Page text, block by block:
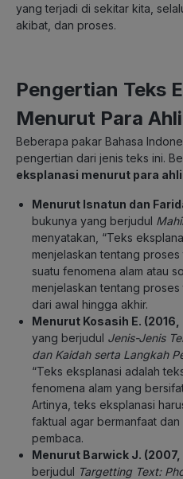
yang terjadi di sekitar kita,
akibat, dan proses.
Pengertian Teks
Menurut Para Ahli
Beberapa pakar Bahasa
pengertian dari jenis teks ini.
eksplanasi menurut para ahli
Menurut Isnatun dan
bukunya yang berjudul
menyatakan, “Teks
menjelaskan tentang
suatu fenomena alam atau
menjelaskan tentang
dari awal hingga akhir.
Menurut Kosasih E. (2016,
yang berjudul Jenis-Jenis
dan Kaidah serta Langkah
“Teks eksplanasi adalah
fenomena alam yang
Artinya, teks eksplanasi
faktual agar bermanfaat
pembaca.
Menurut Barwick J. (2007,
berjudul Targetting Text: